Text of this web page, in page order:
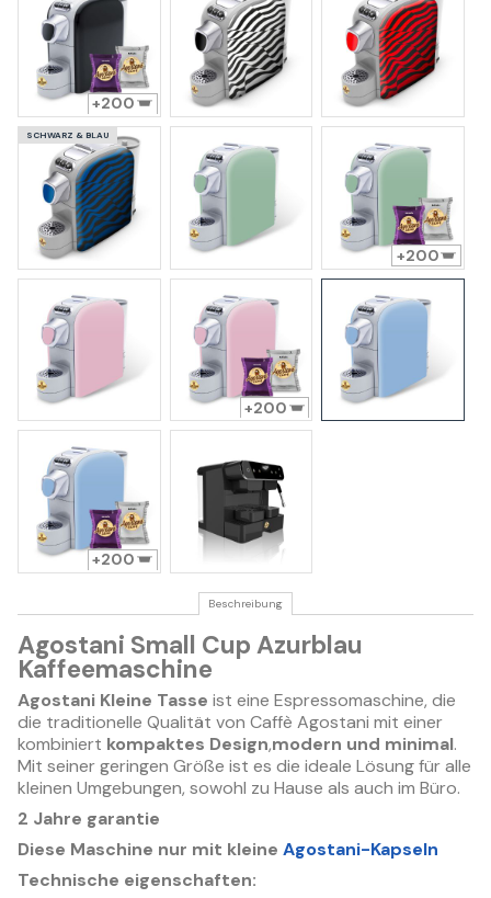
200
SCHWARZ & BLAU
200
200
200
Beschreibung
Agostani Small Cup Azurblau
Kaffeemaschine
Agostani Kleine Tasse ist eine Espressomaschine, die
die traditionelle Qualität von Caffè Agostani mit einer
kombiniert kompaktes Design,modern und minimal.
Mit seiner geringen Größe ist es die ideale Lösung für alle
kleinen Umgebungen, sowohl zu Hause als auch im Büro.
2 Jahre garantie
Diese Maschine nur mit kleine Agostani-Kapseln
Technische eigenschaften: